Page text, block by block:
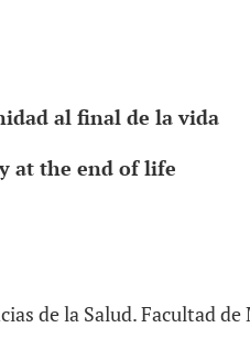
al final de la vida
at the end of life
de la Salud. Facultad